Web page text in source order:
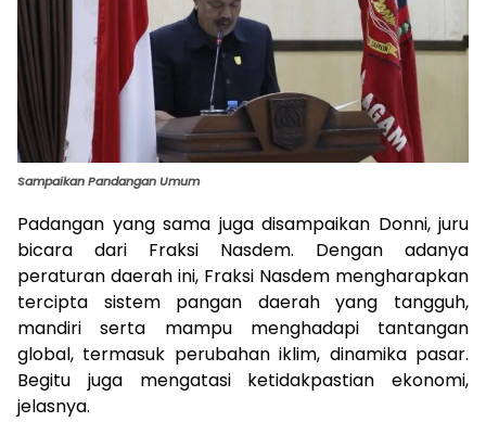
Sampaikan Pandangan Umum
Padangan yang sama juga disampaikan Donni, juru
bicara dari Fraksi Nasdem. Dengan adanya
peraturan daerah ini, Fraksi Nasdem mengharapkan
tercipta sistem pangan daerah yang tangguh,
mandiri serta mampu menghadapi tantangan
global, termasuk perubahan iklim, dinamika pasar.
Begitu juga mengatasi ketidakpastian ekonomi,
jelasnya.